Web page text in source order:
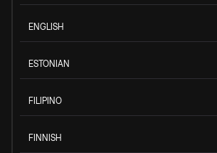
ENGLISH
ESTONIAN
FILIPINO
FINNISH